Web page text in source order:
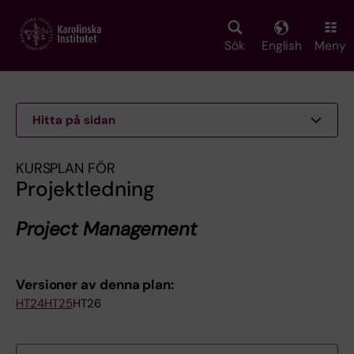
main
Sök English Meny
Hitta på sidan
KURSPLAN FÖR
Projektledning
Project Management
Versioner av denna plan:
HT24HT25HT26